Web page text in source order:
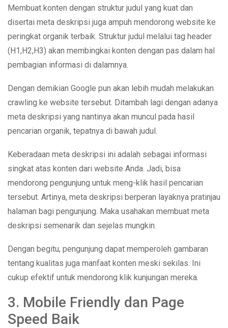
Membuat konten dengan struktur judul yang kuat dan
disertai meta deskripsi juga ampuh mendorong website ke
peringkat organik terbaik. Struktur judul melalui tag header
(H1,H2,H3) akan membingkai konten dengan pas dalam hal
pembagian informasi di dalamnya.
Dengan demikian Google pun akan lebih mudah melakukan
crawling ke website tersebut. Ditambah lagi dengan adanya
meta deskripsi yang nantinya akan muncul pada hasil
pencarian organik, tepatnya di bawah judul.
Keberadaan meta deskripsi ini adalah sebagai informasi
singkat atas konten dari website Anda. Jadi, bisa
mendorong pengunjung untuk meng-klik hasil pencarian
tersebut. Artinya, meta deskripsi berperan layaknya pratinjau
halaman bagi pengunjung. Maka usahakan membuat meta
deskripsi semenarik dan sejelas mungkin.
Dengan begitu, pengunjung dapat memperoleh gambaran
tentang kualitas juga manfaat konten meski sekilas. Ini
cukup efektif untuk mendorong klik kunjungan mereka.
3. Mobile Friendly dan Page
Speed Baik